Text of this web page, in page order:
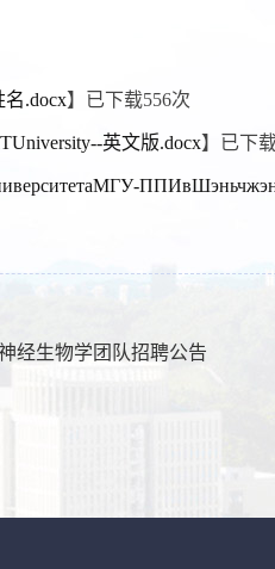
.docx】已下载556次
英文版.docx】已下
经生物学团队招聘公告